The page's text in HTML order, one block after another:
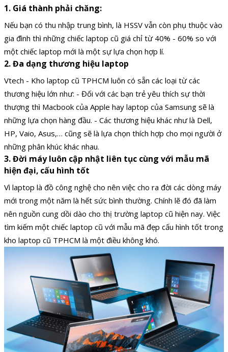
1. Giá thành phải chăng:
Nếu bạn có thu nhập trung bình, là HSSV vẫn còn phụ thuộc vào
gia đình thì những chiếc laptop cũ giá chỉ từ 40% - 60% so với
một chiếc laptop mới là một sự lựa chọn hợp lí.
2. Đa dạng thương hiệu laptop
Vtech - Kho laptop cũ TPHCM luôn có sẵn các loại từ các
thương hiệu lớn như: - Đối với các bạn trẻ yêu thích sự thời
thượng thì Macbook của Apple hay laptop của Samsung sẽ là
những lựa chọn hàng đầu. - Các thương hiệu khác như là Dell,
HP, Vaio, Asus,… cũng sẽ là lựa chọn thích hợp cho mọi người ở
những phân khúc khác nhau.
3. Đời máy luôn cập nhật liên tục cùng với mẫu mã
hiện đại, cấu hình tốt
Vì laptop là đồ công nghệ cho nên việc cho ra đời các dòng máy
mới trong một năm là hết sức bình thường. Chính lẽ đó đã làm
nên nguồn cung dồi dào cho thị trường laptop cũ hiện nay. Việc
tìm kiếm một chiếc laptop cũ với mẫu mã đẹp cấu hình tốt trong
kho laptop cũ TPHCM là một điều không khó.